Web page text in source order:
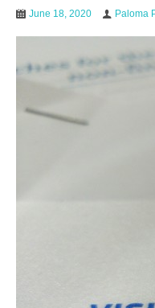
June 18, 2020 Paloma